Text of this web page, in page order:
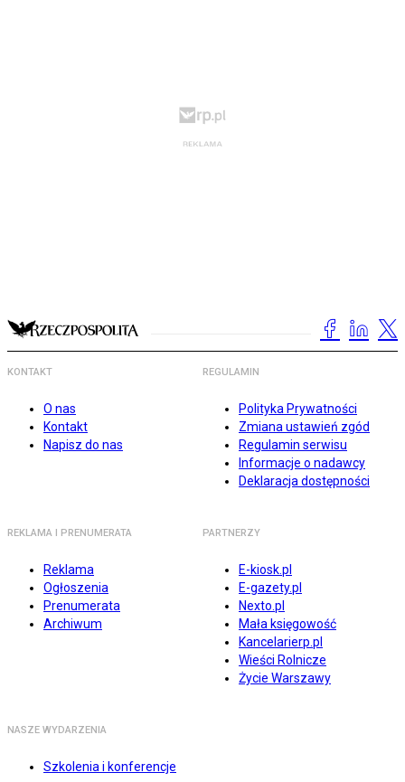
KONTAKT
O nas
Kontakt
Napisz do nas
REGULAMIN
Polityka Prywatności
Zmiana ustawień zgód
Regulamin serwisu
Informacje o nadawcy
Deklaracja dostępności
REKLAMA I PRENUMERATA
Reklama
Ogłoszenia
Prenumerata
Archiwum
PARTNERZY
E-kiosk.pl
E-gazety.pl
Nexto.pl
Mała księgowość
Kancelarierp.pl
Wieści Rolnicze
Życie Warszawy
NASZE WYDARZENIA
Szkolenia i konferencje